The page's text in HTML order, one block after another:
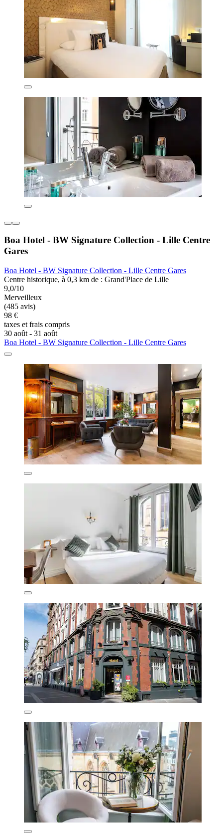
Boa Hotel - BW Signature Collection - Lille Centre
Gares
Boa Hotel - BW Signature Collection - Lille Centre Gares
Centre historique, à 0,3 km de : Grand'Place de Lille
9,0/10
Merveilleux
(485 avis)
98 €
taxes et frais compris
30 août - 31 août
Boa Hotel - BW Signature Collection - Lille Centre Gares